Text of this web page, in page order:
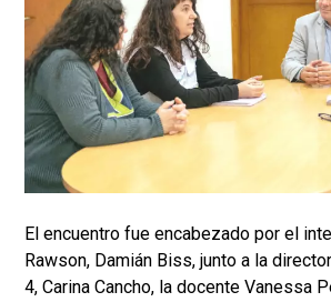
El encuentro fue encabezado por el
Rawson, Damián Biss, junto a la
4, Carina Cancho, la docente Vanessa